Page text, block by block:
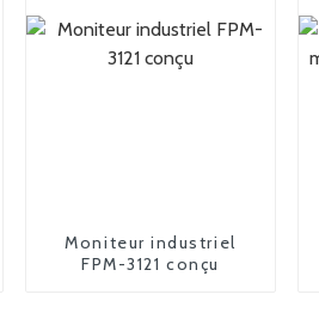
Moniteur industriel
FPM-3121 conçu